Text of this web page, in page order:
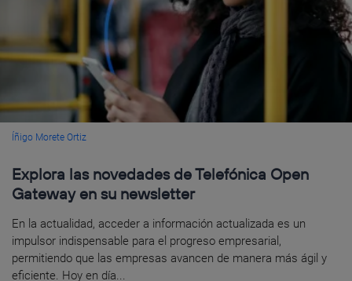
Íñigo Morete Ortiz
Explora las novedades de Telefónica Open
Gateway en su newsletter
En la actualidad, acceder a información actualizada es un
impulsor indispensable para el progreso empresarial,
permitiendo que las empresas avancen de manera más ágil y
eficiente. Hoy en día...